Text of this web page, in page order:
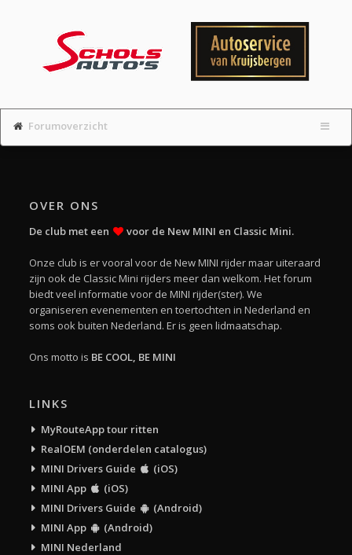
Forumoverzicht
OVER ONS
De club met een voor de New MINI en Classic Mini.
Onze club is er vooral voor de New MINI rijder maar uiteraard
zijn ook de Classic Mini rijders meer dan welkom. Het forum
biedt veel informatie voor de MINI rijder(ster). We
organiseren evenementen en toertochten in Nederland en
soms ook buiten Nederland. Er is geen lidmaatschap.
Ons motto is BE COOL, BE MINI
LINKS
MyRouteApp tour ritten
RealOEM (onderdelen catalogus)
MINI Drivers Guide
(iOS)
MINI App
(iOS)
MINI Drivers Guide
(Android)
MINI App
(Android)
MINI Nederland